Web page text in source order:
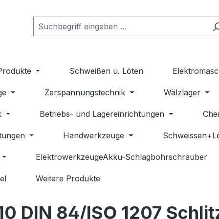
Schweißen u. Löten
Zerspannungstechnik Wälzlager
Betriebs- und Lagereinrichtungen
Handwerkzeuge
ElektrowerkzeugeAkku-Schlagbohrschrauber
Weitere Produkte
DIN 84/ISO 1207